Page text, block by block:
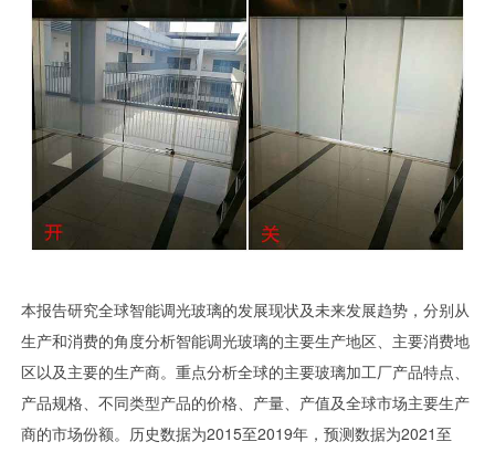
本报告研究全球智能调光玻璃的发展现状及未来发展趋势，分别从
生产和消费的角度分析智能调光玻璃的主要生产地区、主要消费地
区以及主要的生产商。重点分析全球的主要玻璃加工厂产品特点、
产品规格、不同类型产品的价格、产量、产值及全球市场主要生产
商的市场份额。历史数据为2015至2019年，预测数据为2021至